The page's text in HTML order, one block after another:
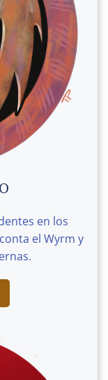
en los
el Wyrm y